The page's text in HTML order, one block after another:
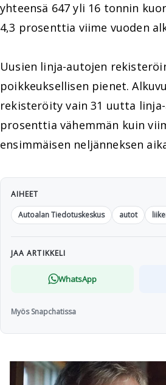
yhteensä 647 yli 16 tonnin
4,3 prosenttia viime vuoden
Uusien linja-autojen
poikkeuksellisen pienet.
rekisteröity vain 31 uutta
prosenttia vähemmän kuin
ensimmäisen neljänneksen
AIHEET
Autoalan Tiedotuskeskus
autot
JAA ARTIKKELI
WhatsApp
Myös Snapchatissa